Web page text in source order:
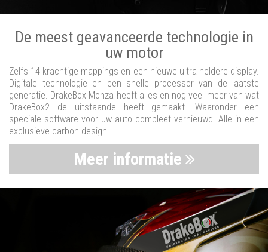
De meest geavanceerde technologie in
uw motor
Zelfs 14 krachtige mappings en een nieuwe ultra heldere display.
Digitale technologie en een snelle processor van de laatste
generatie. DrakeBox Monza heeft alles en nog veel meer van wat
DrakeBox2 de uitstaande heeft gemaakt. Waaronder een
speciale software voor uw auto compleet vernieuwd. Alle in een
exclusieve carbon design.
Meer informatie